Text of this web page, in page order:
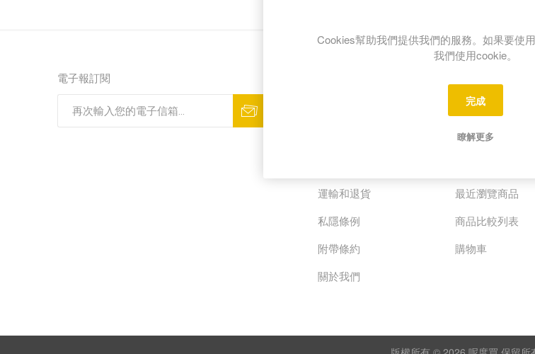
電子報訂閱
運輸和退貨
私隱條例
附帶條約
關於我們
會員中心
我的訂單
最近瀏覽商品
商品比較列表
購物車
Cookies幫助我們提供我們的服務。如果要使
我們使用cookie。
完成
瞭解更多